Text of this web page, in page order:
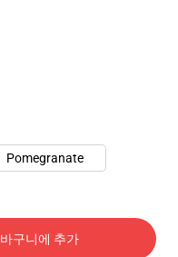
Pomegranate
구니에 추가